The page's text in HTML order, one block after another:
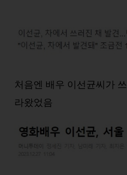
처음엔 배우 이선균씨가
라왔었음